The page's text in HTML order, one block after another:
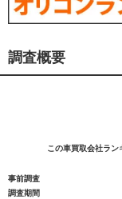
調査概要
この車買取会社ラン
事前調査
調査期間